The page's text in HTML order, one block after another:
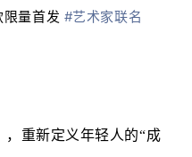
量首发 #艺术家联名
重新定义年轻人的“成